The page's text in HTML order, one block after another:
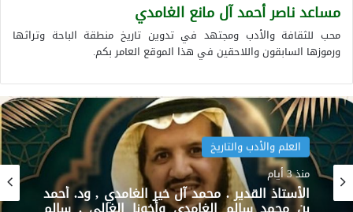
مساعد ناصر أحمد آل مانع الغامدي
محب للثقافة والأدب ومجتهد في تدوين تاريخ منطقة الباحة وتراثها
ورموزها السابقون واللاحقين في هذا الموقع العامر بكم.
العلم والأدب والتاريخ
منذ 3 أيام
العلم والأدب والتاريخ
منذ 3 أيام